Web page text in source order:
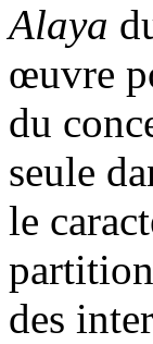
Alaya
œuvre
du
seule
le
des